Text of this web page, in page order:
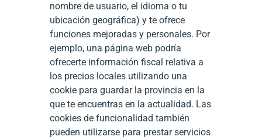
nombre de usuario, el idioma o tu
ubicación geográfica) y te ofrece
funciones mejoradas y personales. Por
ejemplo, una página web podría
ofrecerte información fiscal relativa a
los precios locales utilizando una
cookie para guardar la provincia en la
que te encuentras en la actualidad. Las
cookies de funcionalidad también
pueden utilizarse para prestar servicios